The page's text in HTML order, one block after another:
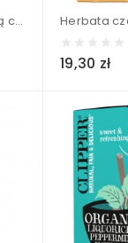
Herbata biała z trawą cytrynową, kakao, imbirem, marakują i kokosem (20x2) BIO - ENGLISH TEA SHOP ORGANIC 40 g
19,30 zł